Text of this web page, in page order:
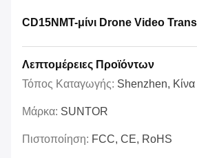
CD15NMT-μίνι Drone Video
Λεπτομέρειες Προϊόντων
Τόπος Καταγωγής: Shenzhen, Κίνα
Μάρκα: SUNTOR
Πιστοποίηση: FCC, CE, RoHS